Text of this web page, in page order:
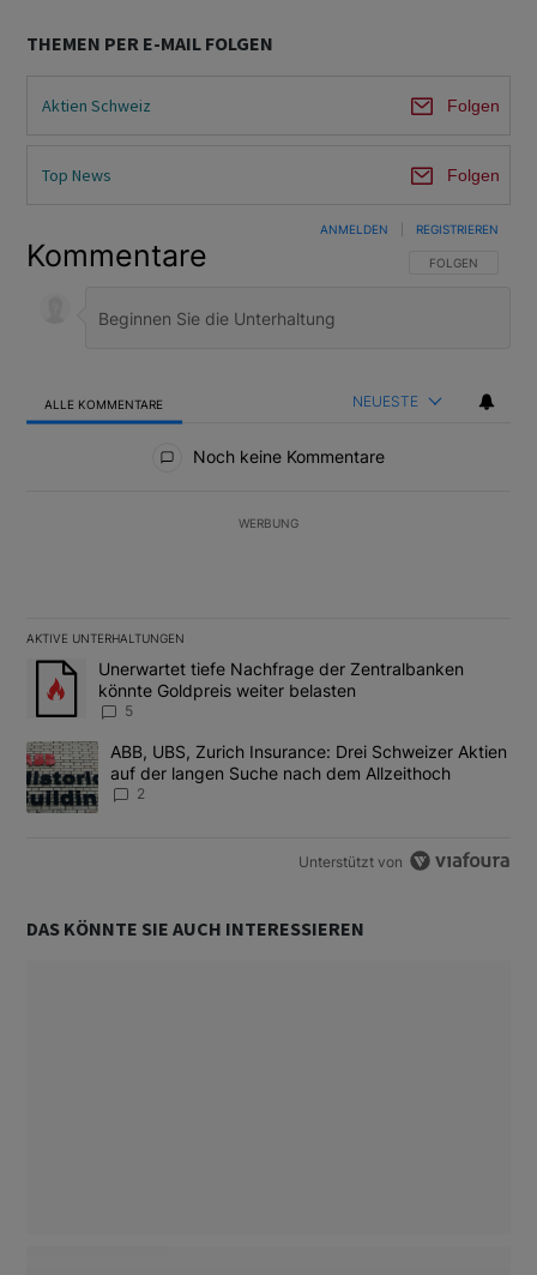
THEMEN PER E-MAIL FOLGEN
Aktien Schweiz Folgen
Top News Folgen
Kommentare FOLGE DIESER
FOLGEN
ANMELDEN REGISTRIEREN
ALLE KOMMENTARE NEUESTE
Noch keine Kommentare
WERBUNG
AKTIVE UNTERHALTUNGEN
Das Folgende ist eine Liste der am meisten kommentierten
Ein Trendartikel mit dem Titel "Unerwartet tiefe Nachfrage der
Unerwartet tiefe Nachfrage der Zentralbanken
könnte Goldpreis weiter belasten
5
Ein Trendartikel mit dem Titel "ABB, UBS, Zurich Insurance:
ABB, UBS, Zurich Insurance: Drei Schweizer Aktien
auf der langen Suche nach dem Allzeithoch
2
Unterstützt von
DAS KÖNNTE SIE AUCH INTERESSIEREN